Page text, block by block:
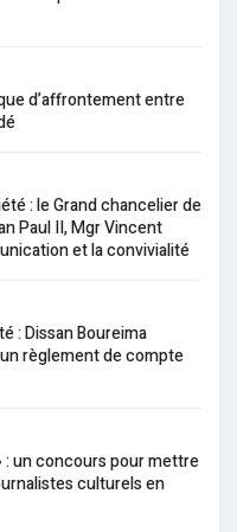
d’affrontement entre
: le Grand chancelier de
Paul II, Mgr Vincent
et la convivialité
: Dissan Boureima
règlement de compte
: un concours pour mettre
culturels en